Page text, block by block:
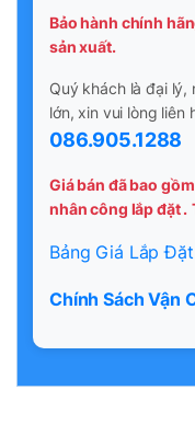
Bảo hành chính
sản xuất.
Quý khách là đại lý,
lớn, xin vui lòng liên
086.905.1288
Giá bán đã bao
nhân công lắp đặt .
Bảng Giá Lắp
Chính Sách Vận